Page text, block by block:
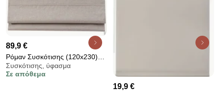
89,9 €
Ρόμαν Συσκότισης (120x230)
Grace Shiny Beige 681123
Συσκότισης, ύφασμα
Σε απόθεμα
19,9 €